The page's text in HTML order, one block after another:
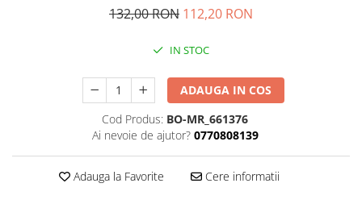
132,00 RON 112,20 RON
IN STOC
ADAUGA IN COS
Cod Produs: BO-MR_661376
Ai nevoie de ajutor? 0770808139
Adauga la Favorite Cere informatii